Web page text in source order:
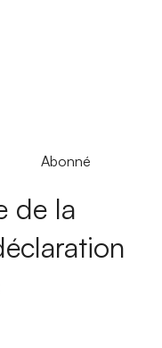
Abonné
de la